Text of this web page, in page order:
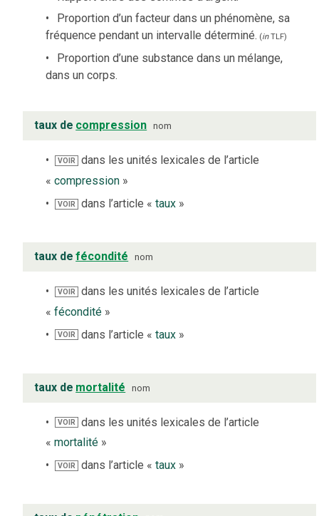
Proportion d’un facteur dans un phénomène, sa
fréquence pendant un intervalle déterminé. (inTLF)
Proportion d’une substance dans un mélange,
dans un corps.
taux de compression nom
VOIR
dans les unités lexicales de l’article
« compression »
VOIR dans l’article «taux »
taux de fécondité nom
VOIR
dans les unités lexicales de l’article
« fécondité »
VOIR dans l’article «taux »
taux de mortalité nom
VOIR
dans les unités lexicales de l’article
« mortalité »
VOIR dans l’article «taux »